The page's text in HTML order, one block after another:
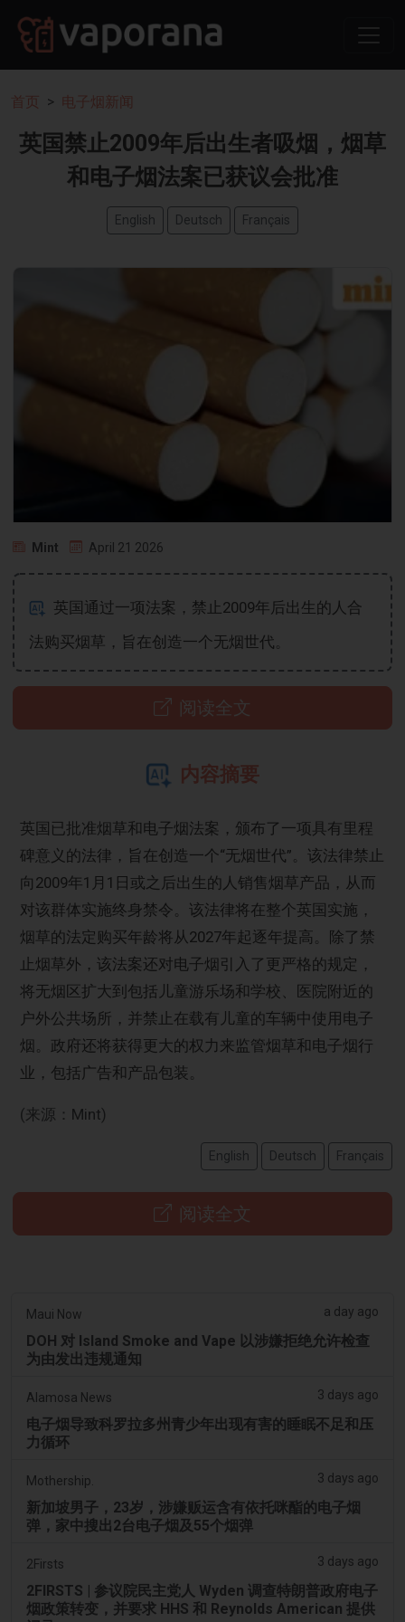
首页 电子烟新闻
英国禁止2009年后出生者吸烟，烟草
和电子烟法案已获议会批准
English Deutsch Français
Mint April 21 2026
英国通过一项法案，禁止2009年后出生的人合
法购买烟草，旨在创造一个无烟世代。
阅读全文
内容摘要
英国已批准烟草和电子烟法案，颁布了一项具有里程
碑意义的法律，旨在创造一个“无烟世代”。该法律禁止
向2009年1月1日或之后出生的人销售烟草产品，从而
对该群体实施终身禁令。该法律将在整个英国实施，
烟草的法定购买年龄将从2027年起逐年提高。除了禁
止烟草外，该法案还对电子烟引入了更严格的规定，
将无烟区扩大到包括儿童游乐场和学校、医院附近的
户外公共场所，并禁止在载有儿童的车辆中使用电子
烟。政府还将获得更大的权力来监管烟草和电子烟行
业，包括广告和产品包装。
(来源：Mint)
English Deutsch Français
阅读全文
Maui Now a day ago
DOH 对 Island Smoke and Vape 以涉嫌拒绝允许检查
为由发出违规通知
Alamosa News 3 days ago
电子烟导致科罗拉多州青少年出现有害的睡眠不足和压
力循环
Mothership. 3 days ago
新加坡男子，23岁，涉嫌贩运含有依托咪酯的电子烟
弹，家中搜出2台电子烟及55个烟弹
2Firsts 3 days ago
2FIRSTS | 参议院民主党人 Wyden 调查特朗普政府电子
烟政策转变，并要求 HHS 和 Reynolds American 提供